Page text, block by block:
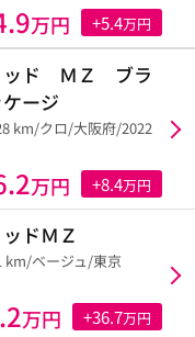
万円 +5.4万円
ッド ＭＺ ブラ
ージ
km/クロ/大阪府/2022
万円 +8.4万円
ドＭＺ
km/ベージュ/東京
万円 +36.7万円